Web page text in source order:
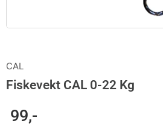
CAL
Fiskevekt CAL 0-22 Kg
99,-